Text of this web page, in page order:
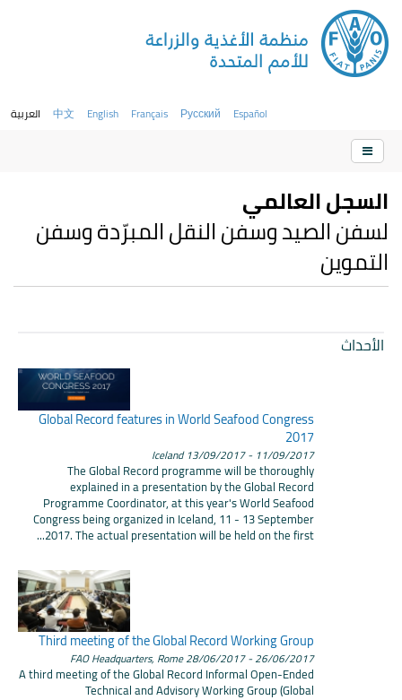
العربية 中文 English Français Русский Español
السجل العالمي
لسفن الصيد وسفن النقل المبرّدة وسفن
التموين
الأحداث
Global Record features in World Seafood Congress
2017
11/09/2017
- 13/09/2017
Iceland
The Global Record programme will be thoroughly
explained in a presentation by the Global Record
Programme Coordinator, at this year's World Seafood
Congress being organized in Iceland, 11 - 13 September
2017. The actual presentation will be held on the first...
Third meeting of the Global Record Working Group
26/06/2017
- 28/06/2017
FAO Headquarters, Rome
A third meeting of the Global Record Informal Open-Ended
Technical and Advisory Working Group (Global